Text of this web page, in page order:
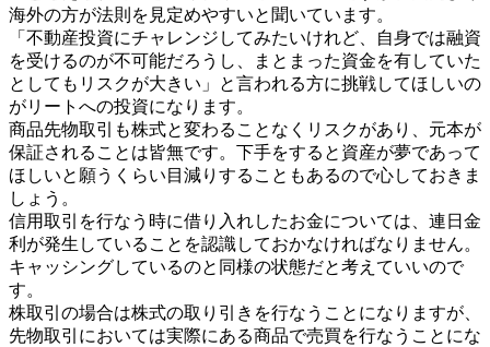
海外の方が法則を見定めやすいと聞いています。
「不動産投資にチャレンジしてみたいけれど、自身では融資
を受けるのが不可能だろうし、まとまった資金を有していた
としてもリスクが大きい」と言われる方に挑戦してほしいの
がリートへの投資になります。
商品先物取引も株式と変わることなくリスクがあり、元本が
保証されることは皆無です。下手をすると資産が夢であって
ほしいと願うくらい目減りすることもあるので心しておきま
しょう。
信用取引を行なう時に借り入れしたお金については、連日金
利が発生していることを認識しておかなければなりません。
キャッシングしているのと同様の状態だと考えていいので
す。
株取引の場合は株式の取り引きを行なうことになりますが、
先物取引においては実際にある商品で売買を行なうことにな